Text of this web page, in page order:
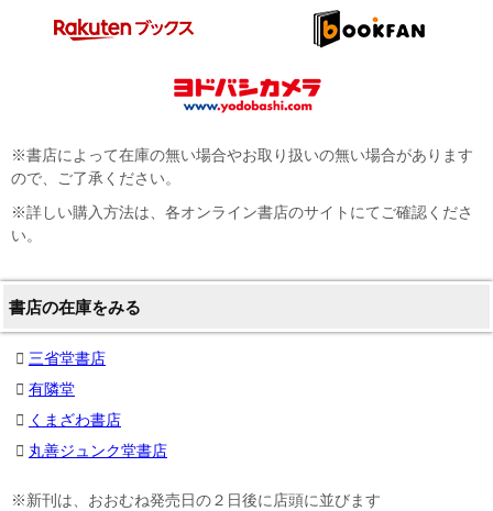
※書店によって在庫の無い場合やお取り扱いの無い場合があります
ので、ご了承ください。
※詳しい購入方法は、各オンライン書店のサイトにてご確認くださ
い。
書店の在庫をみる
三省堂書店
有隣堂
くまざわ書店
丸善ジュンク堂書店
※新刊は、おおむね発売日の２日後に店頭に並びます